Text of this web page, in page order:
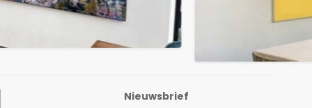
Nieuwsbrief